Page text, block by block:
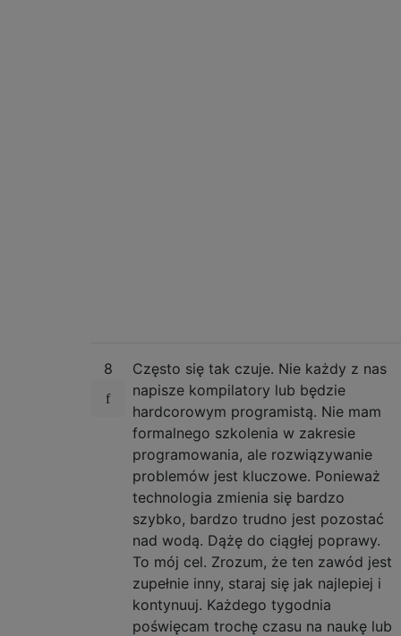
8
Często się tak czuje. Nie każdy z nas
napisze kompilatory lub będzie
hardcorowym programistą. Nie mam
formalnego szkolenia w zakresie
programowania, ale rozwiązywanie
problemów jest kluczowe. Ponieważ
technologia zmienia się bardzo
szybko, bardzo trudno jest pozostać
nad wodą. Dążę do ciągłej poprawy.
To mój cel. Zrozum, że ten zawód jest
zupełnie inny, staraj się jak najlepiej i
kontynuuj. Każdego tygodnia
poświęcam trochę czasu na naukę lub